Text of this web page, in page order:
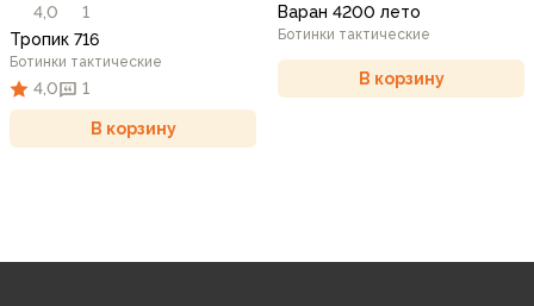
4,0
1
Тропик 716
Ботинки тактические
4,0 1
В корзину
Варан 4200 лето
Ботинки тактические
В корзину